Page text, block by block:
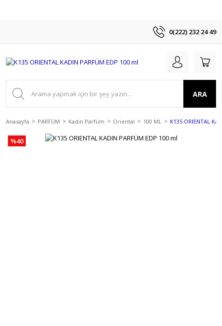
0(222) 232 24 49
ARA
Anasayfa PARFÜM Kadın Parfüm Oriental 100 ML K135 ORIENTAL
%40